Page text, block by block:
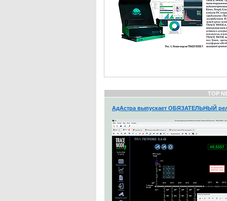
TOP
АдАстра выпускает ОБЯЗАТЕЛЬНЫЙ